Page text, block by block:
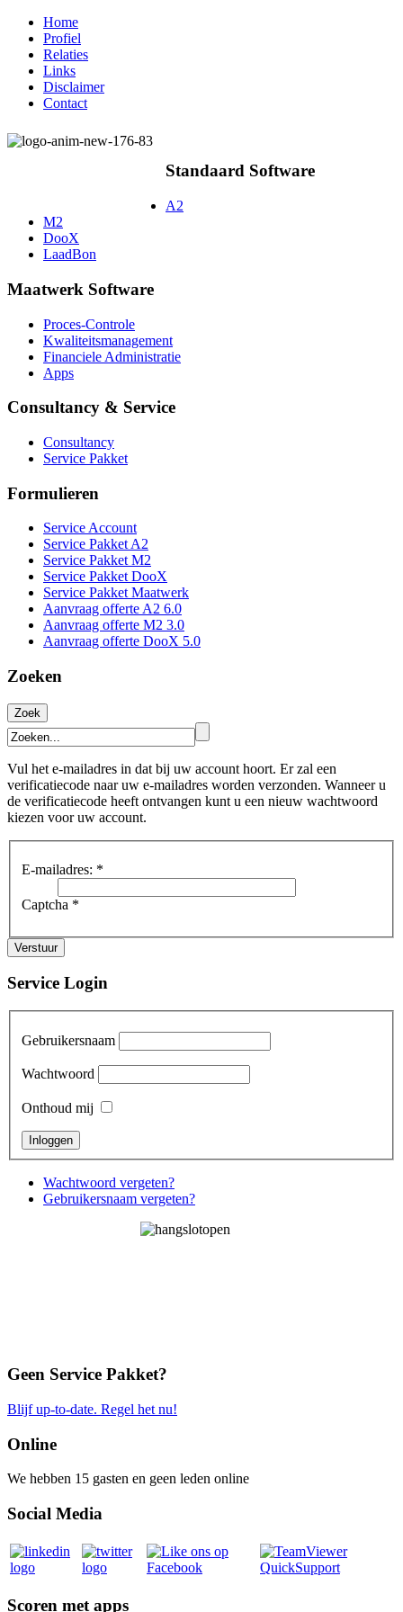
Home
Profiel
Relaties
Links
Disclaimer
Contact
Standaard Software
A2
M2
DooX
LaadBon
Maatwerk Software
Proces-Controle
Kwaliteitsmanagement
Financiele Administratie
Apps
Consultancy & Service
Consultancy
Service Pakket
Formulieren
Service Account
Service Pakket A2
Service Pakket M2
Service Pakket DooX
Service Pakket Maatwerk
Aanvraag offerte A2 6.0
Aanvraag offerte M2 3.0
Aanvraag offerte DooX 5.0
Zoeken
Vul het e-mailadres in dat bij uw account hoort. Er zal een
verificatiecode naar uw e-mailadres worden verzonden. Wanneer u
de verificatiecode heeft ontvangen kunt u een nieuw wachtwoord
kiezen voor uw account.
E-mailadres: *
Captcha *
Verstuur
Service Login
Gebruikersnaam
Wachtwoord
Onthoud mij
Wachtwoord vergeten?
Gebruikersnaam vergeten?
Geen Service Pakket?
Blijf up-to-date. Regel het nu!
Online
We hebben 15 gasten en geen leden online
Social Media
Scoren met apps